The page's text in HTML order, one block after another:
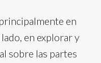
en
en explorar y
sobre las partes